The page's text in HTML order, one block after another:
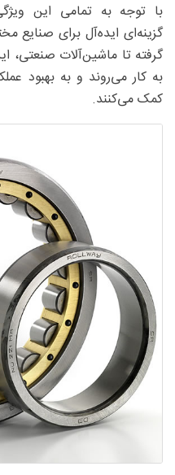
با توجه به تمامی این
گزینه‌ای ایده‌آل برای صنایع
گرفته تا ماشین‌آلات صنعتی،
به کار می‌روند و به بهبود
کمک می‌کنند.